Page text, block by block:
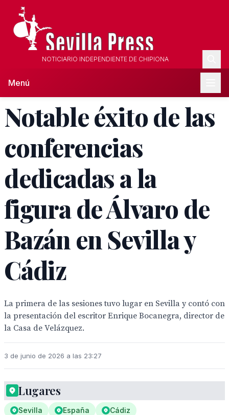
NOTICIARIO INDEPENDIENTE DE CHIPIONA
Menú
Notable éxito de las
conferencias
dedicadas a la
figura de Álvaro de
Bazán en Sevilla y
Cádiz
La primera de las sesiones tuvo lugar en Sevilla y contó con
la presentación del escritor Enrique Bocanegra, director de
la Casa de Velázquez.
3 de junio de 2026 a las 23:27
Lugares
Sevilla España Cádiz